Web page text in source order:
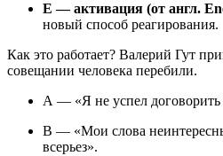
E — активация (от англ.
новый способ реагирования.
Как это работает? Валерий Гут
совещании человека перебили.
A — «Я не успел
B — «Мои слова
всерьез».